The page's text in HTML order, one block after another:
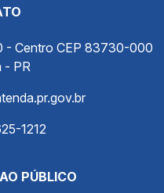
- Centro CEP 83730-000
- PR
1212
PÚBLICO